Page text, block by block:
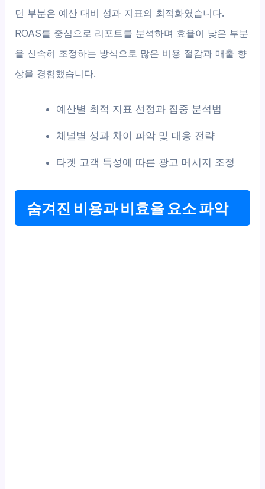
던 부분은 예산 대비 성과 지표의 최적화였습니다.
ROAS를 중심으로 리포트를 분석하며 효율이 낮은 부분
을 신속히 조정하는 방식으로 많은 비용 절감과 매출 향
상을 경험했습니다.
예산별 최적 지표 선정과 집중 분석법
채널별 성과 차이 파악 및 대응 전략
타겟 고객 특성에 따른 광고 메시지 조정
숨겨진 비용과 비효율 요소 파악